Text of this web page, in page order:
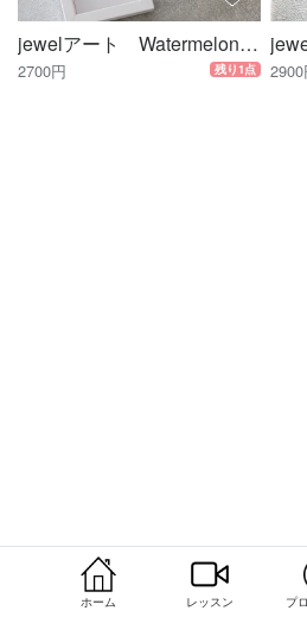
jewelアート Watermelonキット(フレーム無し)
2700円 残り1点 2900
ホーム レッスン プ